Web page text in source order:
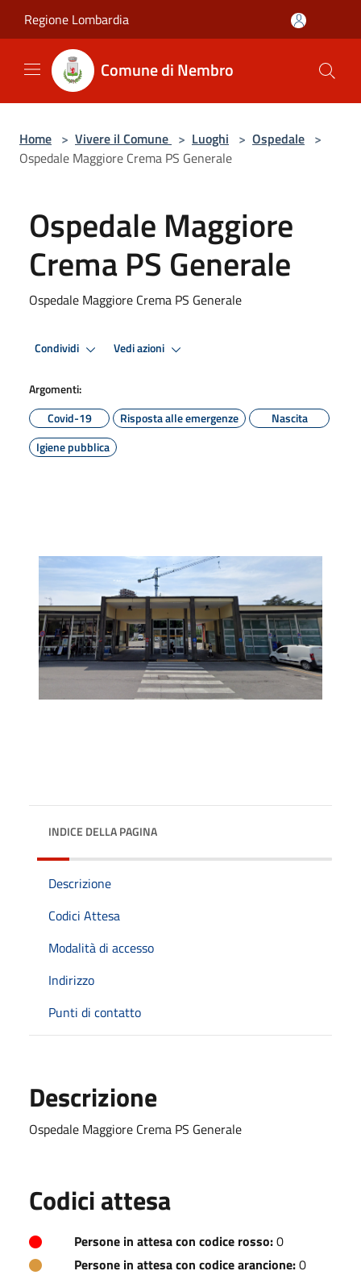
Regione Lombardia
Comune di Nembro
Home > Vivere il Comune > Luoghi > Ospedale >
Ospedale Maggiore Crema PS Generale
Ospedale Maggiore
Crema PS Generale
Ospedale Maggiore Crema PS Generale
Condividi Vedi azioni
Argomenti:
Covid-19
Risposta alle emergenze
Nascita
Igiene pubblica
INDICE DELLA PAGINA
Descrizione
Codici Attesa
Modalità di accesso
Indirizzo
Punti di contatto
Descrizione
Ospedale Maggiore Crema PS Generale
Codici attesa
Persone in attesa con codice rosso:0
Persone in attesa con codice arancione:0